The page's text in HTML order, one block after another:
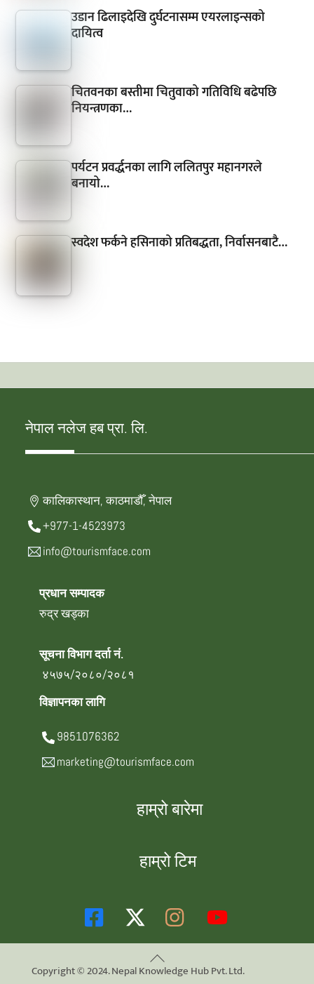
उडान ढिलाइदेखि दुर्घटनासम्म एयरलाइन्सको
दायित्व
चितवनका बस्तीमा चितुवाको गतिविधि बढेपछि
नियन्त्रणका…
पर्यटन प्रवर्द्धनका लागि ललितपुर महानगरले
बनायो…
स्वदेश फर्कने हसिनाको प्रतिबद्धता, निर्वासनबाटै…
नेपाल नलेज हब प्रा. लि.
कालिकास्थान, काठमाडौँ, नेपाल
+977-1-4523973
info@tourismface.com
प्रधान सम्पादक
रुद्र खड्का
सूचना विभाग दर्ता नं.
४५७५/२०८०/२०८१
विज्ञापनका लागि
9851076362
marketing@tourismface.com
हाम्रो बारेमा
हाम्रो टिम
Back
To
Copyright © 2024. Nepal Knowledge Hub Pvt. Ltd.